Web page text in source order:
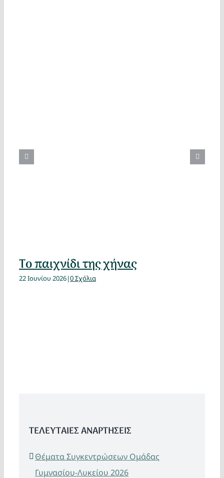
Το παιχνίδι της χήνας
22 Ιουνίου 2026|0 Σχόλια
ΤΕΛΕΥΤΑΙΕΣ ΑΝΑΡΤΗΣΕΙΣ
Θέματα Συγκεντρώσεων Ομάδας
Γυμνασίου-Λυκείου 2026